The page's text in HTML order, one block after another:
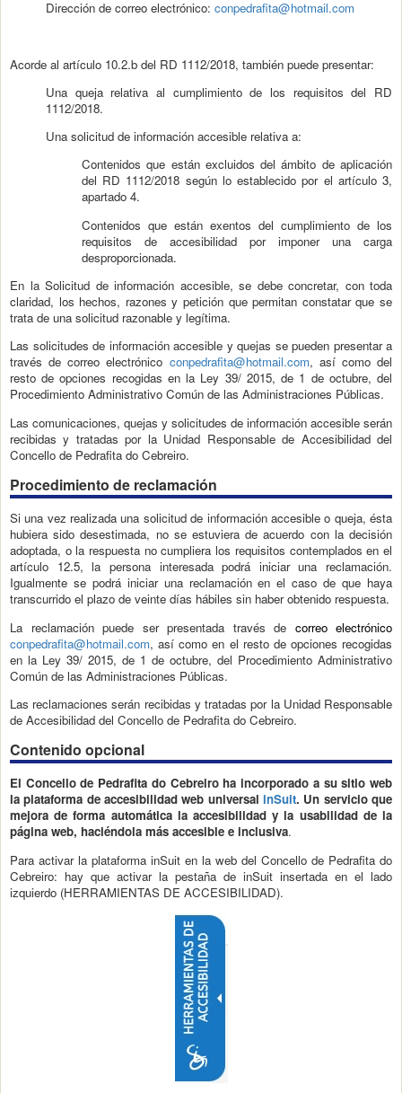
Dirección de correo electrónico: conpedrafita@hotmail.com
Acorde al artículo 10.2.b del RD 1112/2018, también puede presentar:
Una queja relativa al cumplimiento de los requisitos del RD
1112/2018.
Una solicitud de información accesible relativa a:
Contenidos que están excluidos del ámbito de aplicación
del RD 1112/2018 según lo establecido por el artículo 3,
apartado 4.
Contenidos que están exentos del cumplimiento de los
requisitos de accesibilidad por imponer una carga
desproporcionada.
En la Solicitud de información accesible, se debe concretar, con toda
claridad, los hechos, razones y petición que permitan constatar que se
trata de una solicitud razonable y legítima.
Las solicitudes de información accesible y quejas se pueden presentar a
través de correo electrónico conpedrafita@hotmail.com, así como del
resto de opciones recogidas en la Ley 39/ 2015, de 1 de octubre, del
Procedimiento Administrativo Común de las Administraciones Públicas.
Las comunicaciones, quejas y solicitudes de información accesible serán
recibidas y tratadas por la Unidad Responsable de Accesibilidad del
Concello de Pedrafita do Cebreiro.
Procedimiento de reclamación
Si una vez realizada una solicitud de información accesible o queja, ésta
hubiera sido desestimada, no se estuviera de acuerdo con la decisión
adoptada, o la respuesta no cumpliera los requisitos contemplados en el
artículo 12.5, la persona interesada podrá iniciar una reclamación.
Igualmente se podrá iniciar una reclamación en el caso de que haya
transcurrido el plazo de veinte días hábiles sin haber obtenido respuesta.
La reclamación puede ser presentada través de correo electrónico
conpedrafita@hotmail.com, así como en el resto de opciones recogidas
en la Ley 39/ 2015, de 1 de octubre, del Procedimiento Administrativo
Común de las Administraciones Públicas.
Las reclamaciones serán recibidas y tratadas por la Unidad Responsable
de Accesibilidad del Concello de Pedrafita do Cebreiro.
Contenido opcional
El Concello de Pedrafita do Cebreiro ha incorporado a su sitio web
la plataforma de accesibilidad web universal inSuit. Un servicio que
mejora de forma automática la accesibilidad y la usabilidad de la
página web, haciéndola más accesible e inclusiva.
Para activar la plataforma inSuit en la web del Concello de Pedrafita do
Cebreiro: hay que activar la pestaña de inSuit insertada en el lado
izquierdo (HERRAMIENTAS DE ACCESIBILIDAD).